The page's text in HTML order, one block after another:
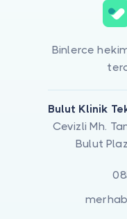
Binlerce
Bulut Klinik
Cevizli Mh.
Bulut